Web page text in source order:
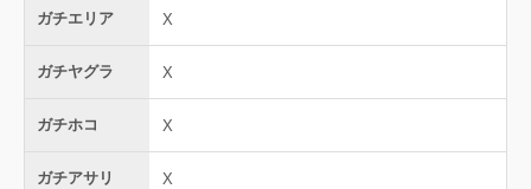
ガチエリア X
ガチヤグラ X
ガチホコ X
ガチアサリ X